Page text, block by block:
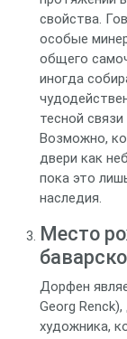
свойства.
особые
общего
иногда
тесной
Возможно,
двери как
пока это
наследия.
Место
Дорфен
Georg
художника,